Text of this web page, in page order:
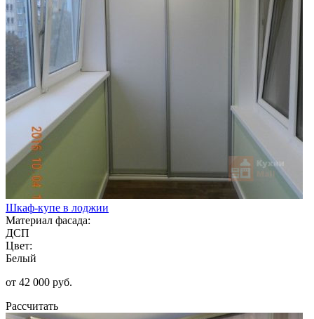
Шкаф-купе в лоджии
Материал фасада:
ДСП
Цвет:
Белый
от 42 000 руб.
Рассчитать